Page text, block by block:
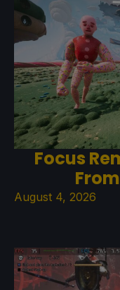
Focus
August 4, 2026